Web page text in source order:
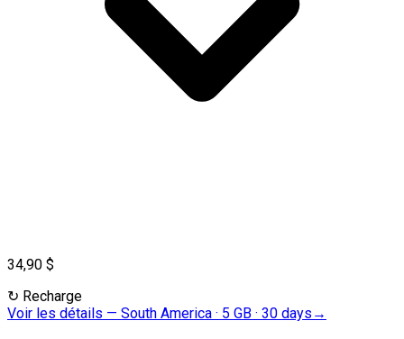
34,90 $
↻ Recharge
Voir les détails — South America · 5 GB · 30 days →